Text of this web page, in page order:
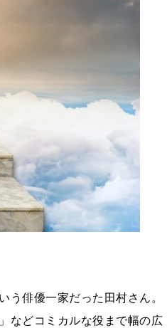
う俳優一家だった田村さん。
などコミカルな役まで幅の広